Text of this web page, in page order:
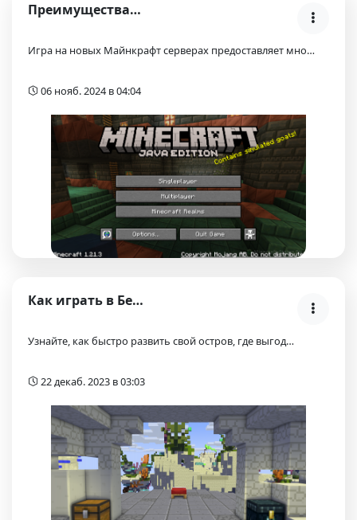
Преимущества игры на новых Майнкрафт серверах
Игра на новых Майнкрафт серверах предоставляет мно…
06 нояб. 2024 в 04:04
Как играть в БедВарс (BedWars) на Minecraft сервер…
Узнайте, как быстро развить свой остров, где выгод…
22 декаб. 2023 в 03:03